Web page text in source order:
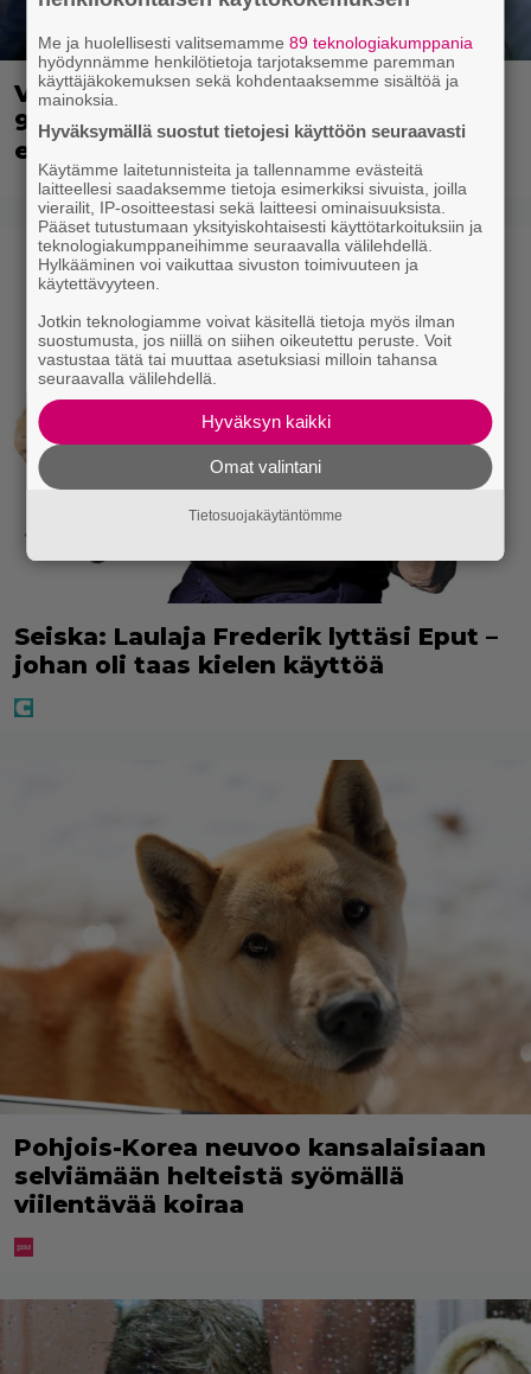
Vain aikuisille: Ilmaiskatselussa villi
90-luvun kyborgisekoilu – tässä
elokuvassa mikään ei ole pyhää
Seiska: Laulaja Frederik lyttäsi Eput –
johan oli taas kielen käyttöä
Pohjois-Korea neuvoo kansalaisiaan
selviämään helteistä syömällä
viilentävää koiraa
Me ja huolellisesti valitsemamme89 teknologiakumppania
hyödynnämme henkilötietoja tarjotaksemme paremman
käyttäjäkokemuksen sekä kohdentaaksemme sisältöä ja
mainoksia.
Hyväksymällä suostut tietojesi käyttöön seuraavasti
Käytämme laitetunnisteita ja tallennamme evästeitä
laitteellesi saadaksemme tietoja esimerkiksi sivuista, joilla
vierailit, IP-osoitteestasi sekä laitteesi ominaisuuksista.
Pääset tutustumaan yksityiskohtaisesti käyttötarkoituksiin ja
teknologiakumppaneihimme seuraavalla välilehdellä.
Hylkääminen voi vaikuttaa sivuston toimivuuteen ja
käytettävyyteen.
Jotkin teknologiamme voivat käsitellä tietoja myös ilman
suostumusta, jos niillä on siihen oikeutettu peruste. Voit
vastustaa tätä tai muuttaa asetuksiasi milloin tahansa
seuraavalla välilehdellä.
Hyväksyn kaikki
Omat valintani
Tietosuojakäytäntömme